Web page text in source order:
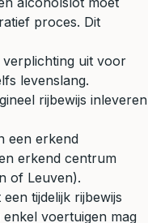
proces. Dit
uit voor
levenslang.
rijbewijs inleveren
een erkend
erkend centrum
of Leuven).
tijdelijk rijbewijs
voertuigen mag